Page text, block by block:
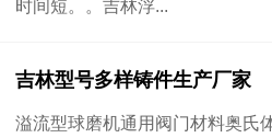
时间短。。吉林浮...
吉林型号多样铸件生产厂家
溢流型球磨机通用阀门材料奥氏